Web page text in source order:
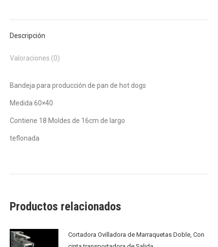
Descripción
Valoraciones (0)
Bandeja para producción de pan de hot dogs
Medida 60×40
Contiene 18 Moldes de 16cm de largo
teflonada
Productos relacionados
Cortadora Ovilladora de Marraquetas Doble, Con